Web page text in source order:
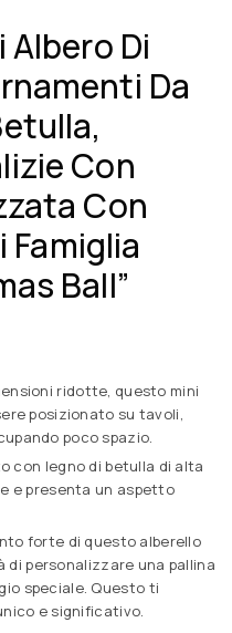
Di
Da
Con
Con
Famiglia
Ball”
ridotte, questo mini
posizionato su tavoli,
poco spazio.
con legno di betulla di alta
e presenta un aspetto
forte di questo alberello
di personalizzare una pallina
speciale. Questo ti
e significativo.